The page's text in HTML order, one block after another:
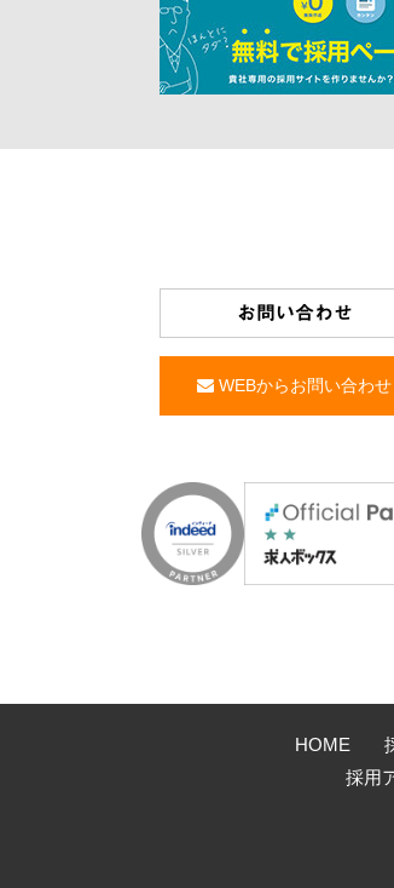
お問い合わせ
WEBからお問い合わせ
HOME
採用